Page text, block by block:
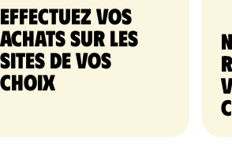
Effectuez vos
achats sur les
sites de vos
choix